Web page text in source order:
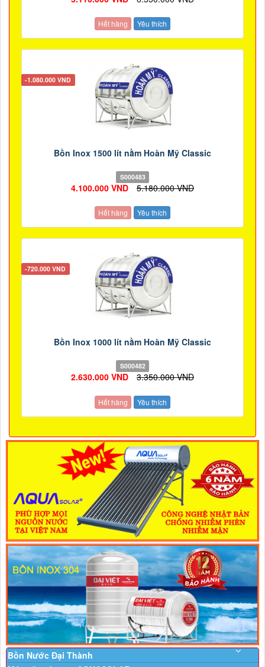
Hết hàng Yêu thích
-1.080.000 VND
Bồn Inox 1500 lít nằm Hoàn Mỹ Classic
S000483
4.100.000 VND 5.180.000 VND
Hết hàng Yêu thích
-720.000 VND
Bồn Inox 1000 lít nằm Hoàn Mỹ Classic
S000482
2.630.000 VND 3.350.000 VND
Hết hàng Yêu thích
Bồn Nước Đại Thành